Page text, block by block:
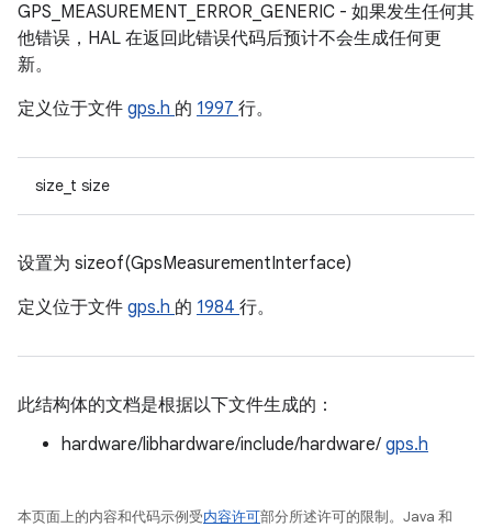
GPS_MEASUREMENT_ERROR_GENERIC - 如果发生任何其
他错误，HAL 在返回此错误代码后预计不会生成任何更
新。
定义位于文件 gps.h 的 1997 行。
size_t size
设置为 sizeof(GpsMeasurementInterface)
定义位于文件 gps.h 的 1984 行。
此结构体的文档是根据以下文件生成的：
hardware/libhardware/include/hardware/ gps.h
本页面上的内容和代码示例受内容许可部分所述许可的限制。Java 和